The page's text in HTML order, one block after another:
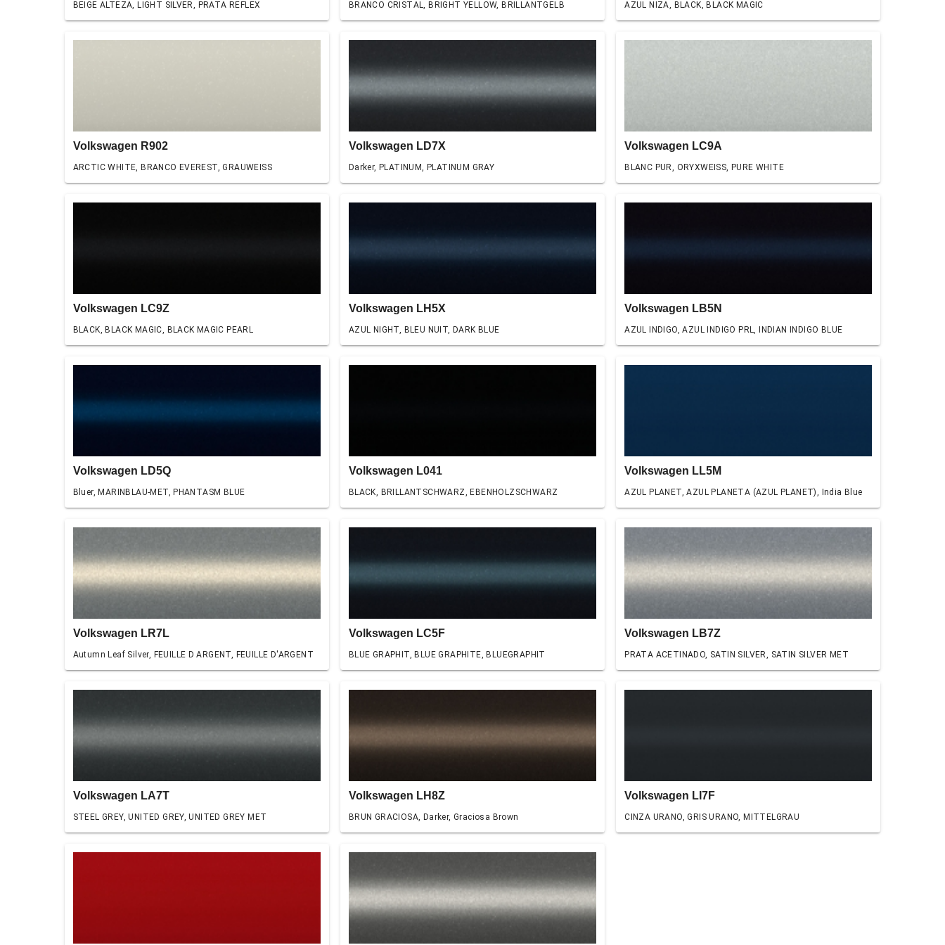
BEIGE ALTEZA, LIGHT SILVER, PRATA REFLEX BRANCO CRISTAL, BRIGHT YELLOW, BRILLANTGELB AZUL NIZA, BLACK, BLACK MAGIC
Volkswagen R902
ARCTIC WHITE, BRANCO EVEREST, GRAUWEISS
Volkswagen LD7X
Darker, PLATINUM, PLATINUM GRAY
Volkswagen LC9A
BLANC PUR, ORYXWEISS, PURE WHITE
Volkswagen LC9Z
BLACK, BLACK MAGIC, BLACK MAGIC PEARL
Volkswagen LH5X
AZUL NIGHT, BLEU NUIT, DARK BLUE
Volkswagen LB5N
AZUL INDIGO, AZUL INDIGO PRL, INDIAN INDIGO BLUE
Volkswagen LD5Q
Bluer, MARINBLAU-MET, PHANTASM BLUE
Volkswagen L041
BLACK, BRILLANTSCHWARZ, EBENHOLZSCHWARZ
Volkswagen LL5M
AZUL PLANET, AZUL PLANETA (AZUL PLANET), India Blue
Volkswagen LR7L
Autumn Leaf Silver, FEUILLE D ARGENT, FEUILLE D'ARGENT
Volkswagen LC5F
BLUE GRAPHIT, BLUE GRAPHITE, BLUEGRAPHIT
Volkswagen LB7Z
PRATA ACETINADO, SATIN SILVER, SATIN SILVER MET
Volkswagen LA7T
STEEL GREY, UNITED GREY, UNITED GREY MET
Volkswagen LH8Z
BRUN GRACIOSA, Darker, Graciosa Brown
Volkswagen LI7F
CINZA URANO, GRIS URANO, MITTELGRAU